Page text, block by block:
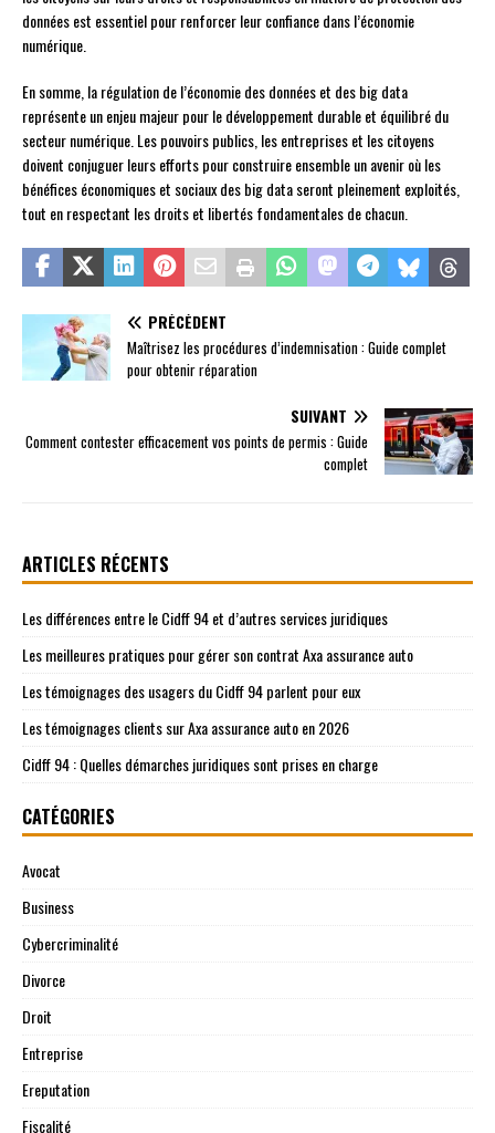
données est essentiel pour renforcer leur confiance dans l’économie
numérique.
En somme, la régulation de l’économie des données et des big data
représente un enjeu majeur pour le développement durable et équilibré du
secteur numérique. Les pouvoirs publics, les entreprises et les citoyens
doivent conjuguer leurs efforts pour construire ensemble un avenir où les
bénéfices économiques et sociaux des big data seront pleinement exploités,
tout en respectant les droits et libertés fondamentales de chacun.
PRÉCÉDENT
Maîtrisez les procédures d’indemnisation : Guide complet
pour obtenir réparation
SUIVANT
Comment contester efficacement vos points de permis : Guide
complet
ARTICLES RÉCENTS
Les différences entre le Cidff 94 et d’autres services juridiques
Les meilleures pratiques pour gérer son contrat Axa assurance auto
Les témoignages des usagers du Cidff 94 parlent pour eux
Les témoignages clients sur Axa assurance auto en 2026
Cidff 94 : Quelles démarches juridiques sont prises en charge
CATÉGORIES
Avocat
Business
Cybercriminalité
Divorce
Droit
Entreprise
Ereputation
Fiscalité